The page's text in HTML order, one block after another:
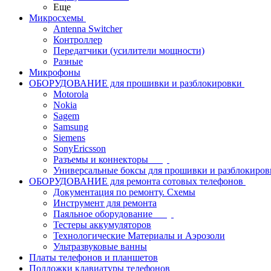
Еще
Микросхемы
Antenna Switcher
Контроллер
Передатчики (усилители мощности)
Разные
Микрофоны
ОБОРУДОВАНИЕ для прошивки и разблокировки
Motorola
Nokia
Sagem
Samsung
Siemens
SonyEricsson
Разъемы и коннекторы
Универсальные боксы для прошивки и
ОБОРУДОВАНИЕ для ремонта сотовых телефонов
Документация по ремонту. Схемы
Инструмент для ремонта
Паяльное оборудование
Тестеры аккумуляторов
Технологические Материалы и Аэрозоли
Ультразвуковые ванны
Платы телефонов и планшетов
Подложки клавиатуры телефонов